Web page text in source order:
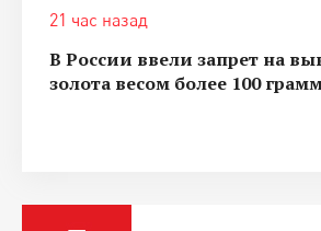
21 час назад
В России ввели запрет на
золота весом более 100